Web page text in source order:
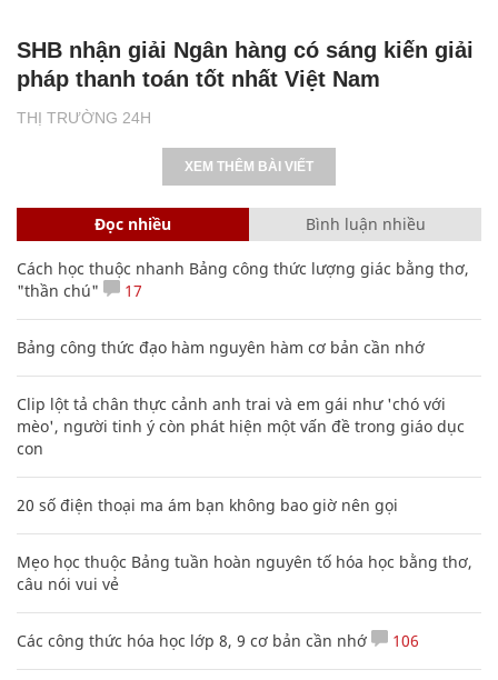
THỊ TRƯỜNG 24H
SHB nhận giải Ngân hàng có sáng kiến giải
pháp thanh toán tốt nhất Việt Nam
XEM THÊM BÀI VIẾT
Đọc nhiều Bình luận nhiều
Cách học thuộc nhanh Bảng công thức lượng giác bằng thơ,
"thần chú"
17
Bảng công thức đạo hàm nguyên hàm cơ bản cần nhớ
Clip lột tả chân thực cảnh anh trai và em gái như 'chó với
mèo', người tinh ý còn phát hiện một vấn đề trong giáo dục
con
20 số điện thoại ma ám bạn không bao giờ nên gọi
Mẹo học thuộc Bảng tuần hoàn nguyên tố hóa học bằng thơ,
câu nói vui vẻ
Các công thức hóa học lớp 8, 9 cơ bản cần nhớ 106